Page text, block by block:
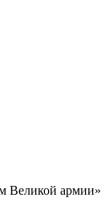
Великой армии»